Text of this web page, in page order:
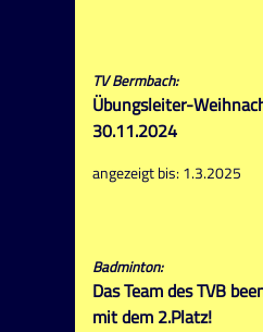
TV Bermbach:
Übungsleiter-
30.11.2024
angezeigt bis: 1.3.2025
Badminton:
Das Team des TVB
mit dem 2.Platz!